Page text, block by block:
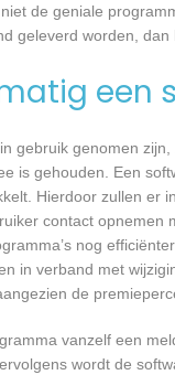
de geniale
geleverd worden,
gebruik genomen
is gehouden. Een
Hierdoor zullen
contact
nog
in verband met
de
vanzelf een
wordt de